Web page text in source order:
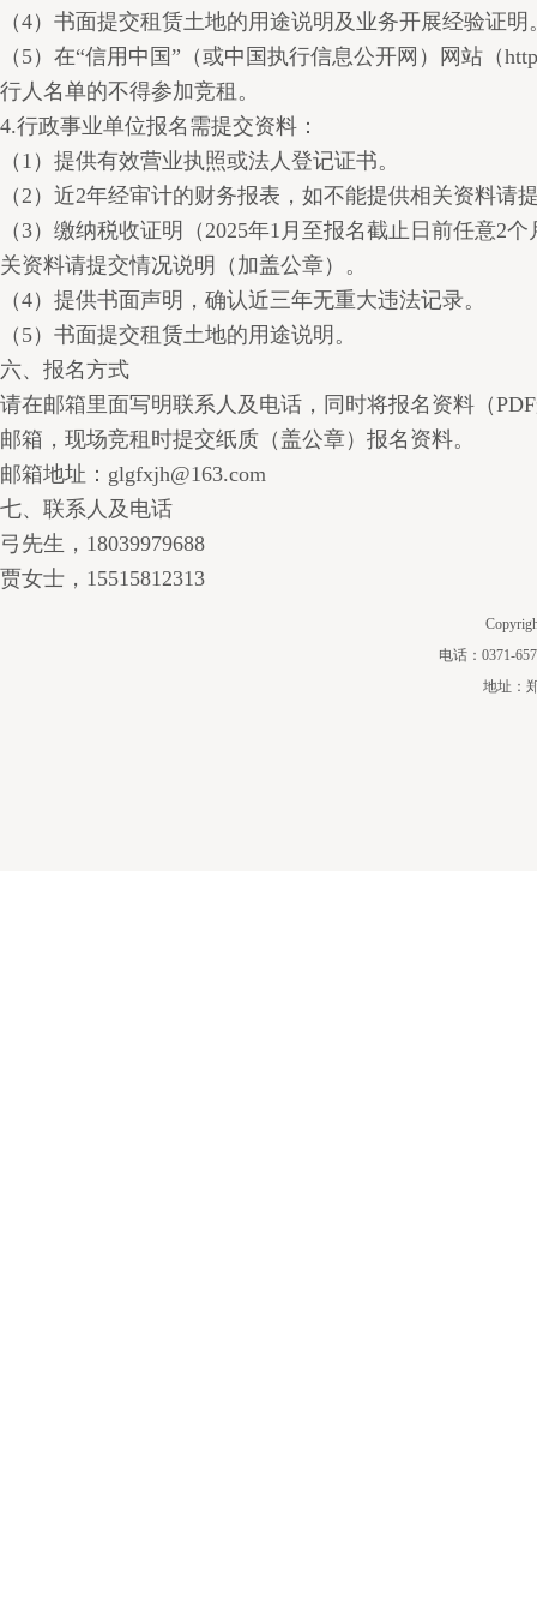
（4）书面提交租赁土地的用途说明及业务开展经验证明
（5）在“信用中国”（或中国执行信息公开网）网站（
行人名单的不得参加竞租。
4.行政事业单位报名需提交资料：
（1）提供有效营业执照或法人登记证书。
（2）近2年经审计的财务报表，如不能提供相关资料请
（3）缴纳税收证明（2025年1月至报名截止日前任意2
关资料请提交情况说明（加盖公章）。
（4）提供书面声明，确认近三年无重大违法记录。
（5）书面提交租赁土地的用途说明。
六、报名方式
请在邮箱里面写明联系人及电话，同时将报名资料（
邮箱，现场竞租时提交纸质（盖公章）报名资料。
邮箱地址：glgfxjh@163.com
七、联系人及电话
弓先生，18039979688
贾女士，15515812313
电话：0371-
地址：